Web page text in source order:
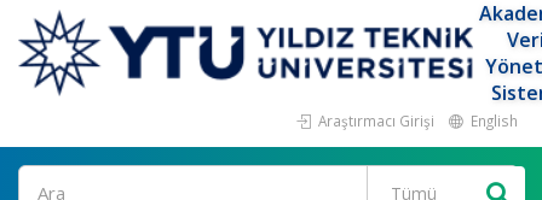
Araştırmacı Girişi English
Ara